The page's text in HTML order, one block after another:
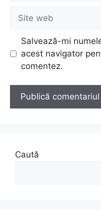
web
Salvează-mi
acest navigator
comentez.
Caută